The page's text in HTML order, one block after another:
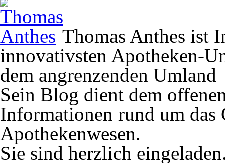
Thomas Anthes ist
innovativsten Apotheken-
dem angrenzenden Umland
Sein Blog dient dem
Informationen rund um das
Apothekenwesen.
Sie sind herzlich